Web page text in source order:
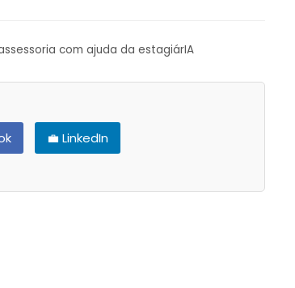
com ajuda da estagiárIA
💼 LinkedIn